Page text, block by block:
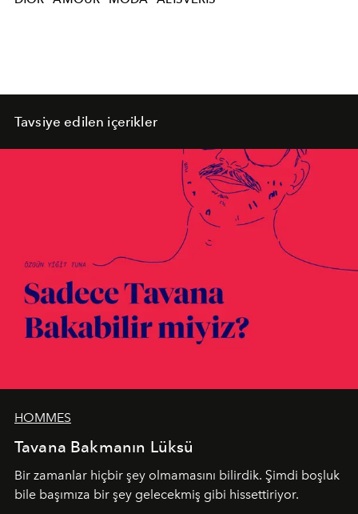
Tavsiye edilen içerikler
HOMMES
Tavana Bakmanın Lüksü
Bir zamanlar hiçbir şey olmamasını bilirdik. Şimdi boşluk
bile başımıza bir şey gelecekmiş gibi hissettiriyor.